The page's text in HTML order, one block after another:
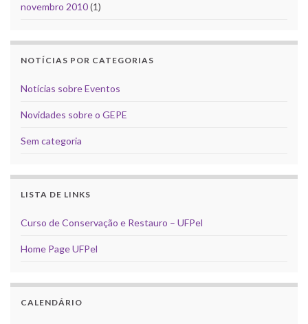
novembro 2010(1)
NOTÍCIAS POR CATEGORIAS
Notícias sobre Eventos
Novidades sobre o GEPE
Sem categoria
LISTA DE LINKS
Curso de Conservação e Restauro – UFPel
Home Page UFPel
CALENDÁRIO